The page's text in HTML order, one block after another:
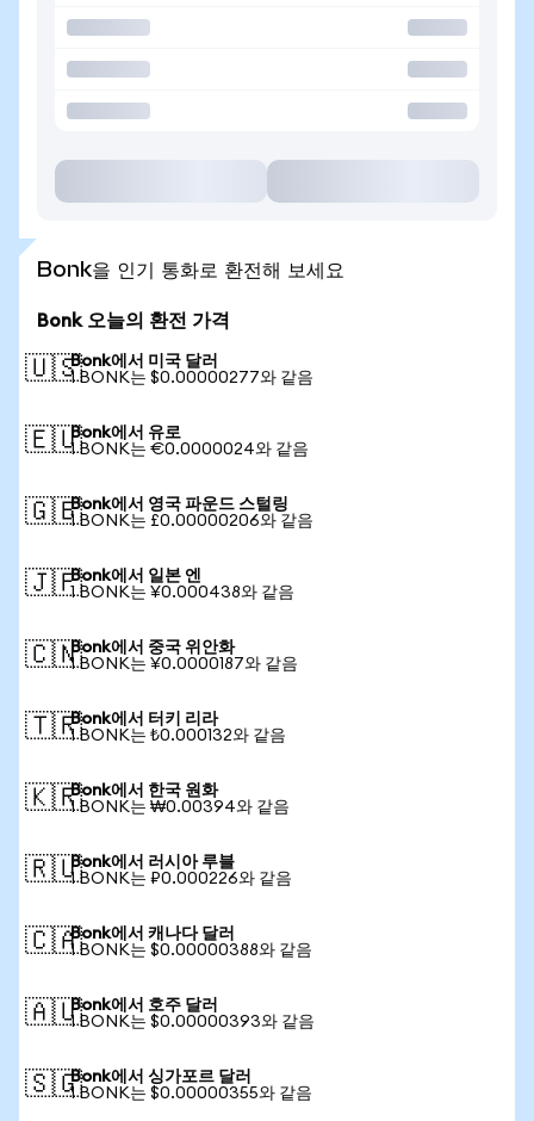
Bonk을 인기 통화로 환전해 보세요
Bonk 오늘의 환전 가격
🇺🇸Bonk에서 미국 달러
1 BONK는 $0.00000277와 같음
🇪🇺Bonk에서 유로
1 BONK는 €0.0000024와 같음
🇬🇧Bonk에서 영국 파운드 스털링
1 BONK는 £0.00000206와 같음
🇯🇵Bonk에서 일본 엔
1 BONK는 ¥0.000438와 같음
🇨🇳Bonk에서 중국 위안화
1 BONK는 ¥0.0000187와 같음
🇹🇷Bonk에서 터키 리라
1 BONK는 ₺0.000132와 같음
🇰🇷Bonk에서 한국 원화
1 BONK는 ₩0.00394와 같음
🇷🇺Bonk에서 러시아 루블
1 BONK는 ₽0.000226와 같음
🇨🇦Bonk에서 캐나다 달러
1 BONK는 $0.00000388와 같음
🇦🇺Bonk에서 호주 달러
1 BONK는 $0.00000393와 같음
🇸🇬Bonk에서 싱가포르 달러
1 BONK는 $0.00000355와 같음